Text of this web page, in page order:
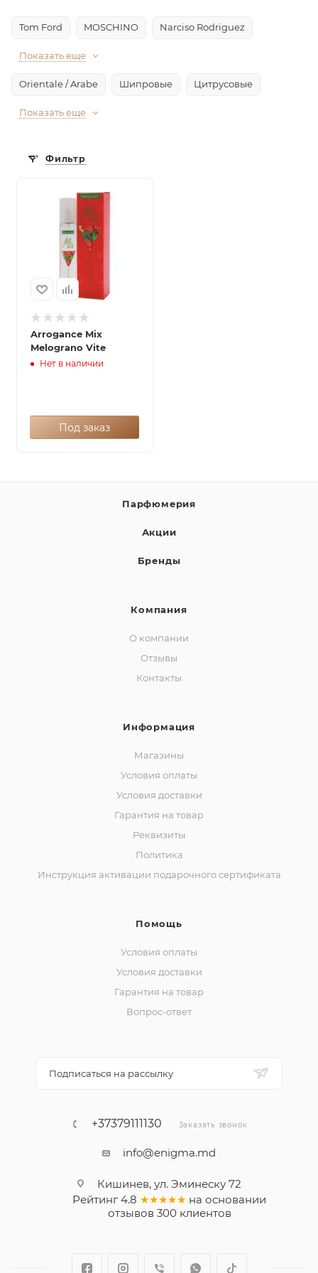
Tom Ford MOSCHINO Narciso Rodriguez
Показать еще
Orientale / Arabe Шипровые Цитрусовые
Показать еще
Фильтр
Arrogance Mix
Melograno Vite
Нет в наличии
Под заказ
Парфюмерия
Акции
Бренды
Компания
О компании
Отзывы
Контакты
Информация
Магазины
Условия оплаты
Условия доставки
Гарантия на товар
Реквизиты
Политика
Инструкция активации подарочного сертификата
Помощь
Условия оплаты
Условия доставки
Гарантия на товар
Вопрос-ответ
Подписаться на рассылку
+37379111130 Заказать звонок
info@enigma.md
Кишинев, ул. Эминеску 72
Рейтинг 4.8 ★★★★★ на основании
отзывов 300клиентов